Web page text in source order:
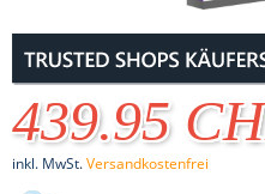
439.95
inkl. MwSt.Versandkostenfrei